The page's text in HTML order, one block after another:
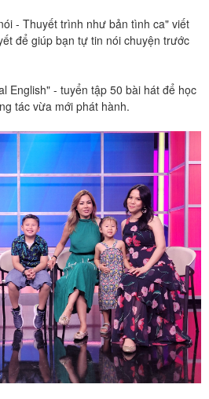
- Thuyết trình như bản tình ca" viết
để giúp bạn tự tin nói chuyện trước
English" - tuyển tập 50 bài hát để học
tác vừa mới phát hành.